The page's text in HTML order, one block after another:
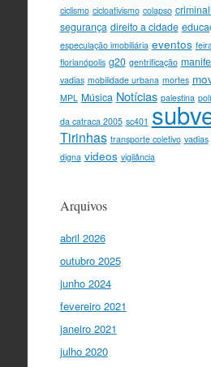
ciclismo cicloativismo colapso
segurança direito a cidade
especulação imobiliária eventos
florianópolis g20 gentrificação
vadias mobilidade urbana mortes
MPL Música Notícias palestina
da catraca 2005 sc401
Tirinhas transporte coletivo vadias
digna videos vigilância
Arquivos
abril 2026
outubro 2025
junho 2024
fevereiro 2021
janeiro 2021
julho 2020